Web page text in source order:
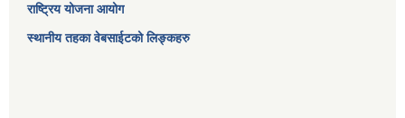
राष्ट्रिय योजना आयोग
स्थानीय तहका वेबसाईटको लिङ्कहरु